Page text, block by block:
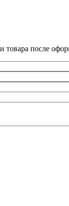
товара после